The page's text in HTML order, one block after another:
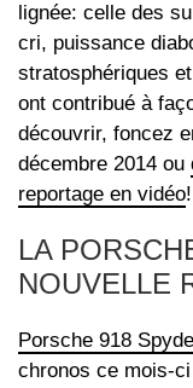
lignée: celle des
cri, puissance
stratosphériques
ont contribué à
découvrir, foncez
décembre 2014 ou
reportage en vidéo!
LA
NOUVELLE
Porsche 918
chronos ce mois-